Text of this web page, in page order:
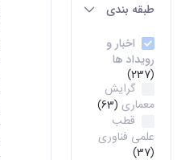
طبقه بندی
اخبار و
رویداد ها
(237)
گرایش
معماری (63)
قطب
علمی فناوری
(37)